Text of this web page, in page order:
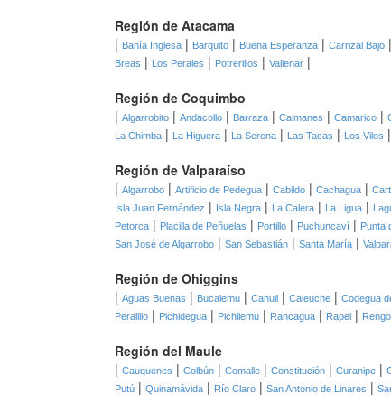
Región de Atacama
| Bahía Inglesa | Barquito | Buena Esperanza | Carrizal Bajo |
Breas | Los Perales | Potrerillos | Vallenar |
Región de Coquimbo
| Algarrobito | Andacollo | Barraza | Caimanes | Camarico |
La Chimba | La Higuera | La Serena | Las Tacas | Los Vilos |
Región de Valparaíso
| Algarrobo | Artificio de Pedegua | Cabildo | Cachagua |
Isla Juan Fernández | Isla Negra | La Calera | La Ligua |
Petorca | Placilla de Peñuelas | Portillo | Puchuncaví | Punta
San José de Algarrobo | San Sebastián | Santa María |
Región de Ohiggins
| Aguas Buenas | Bucalemu | Cahuil | Caleuche | Codegua
Peralillo | Pichidegua | Pichilemu | Rancagua | Rapel | Rengo
Región del Maule
| Cauquenes | Colbún | Comalle | Constitución | Curanipe |
Putú | Quinamávida | Río Claro | San Antonio de Linares |